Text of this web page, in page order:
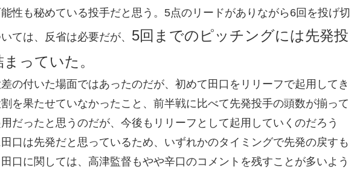
性も秘めている投手だと思う。5点のリードがありながら6回を投げ切
ては、反省は必要だが、 5回までのピッチングには先発投
っていた。
の付いた場面ではあったのだが、初めて田口をリリーフで起用してき
を果たせていなかったこと、前半戦に比べて先発投手の頭数が揃って
だったと思うのだが、今後もリリーフとして起用していくのだろう
口は先発だと思っているため、いずれかのタイミングで先発の戻すも
口に関しては、高津監督もやや辛口のコメントを残すことが多いよう